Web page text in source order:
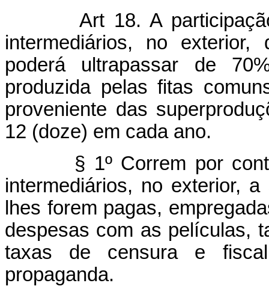
Art 18. A
intermediários, no exterior,
poderá ultrapassar de
produzida pelas fitas
proveniente das
12 (doze) em cada ano.
§ 1º Correm por conta
intermediários, no exterior,
lhes forem pagas,
despesas com as películas,
taxas de censura e
propaganda.